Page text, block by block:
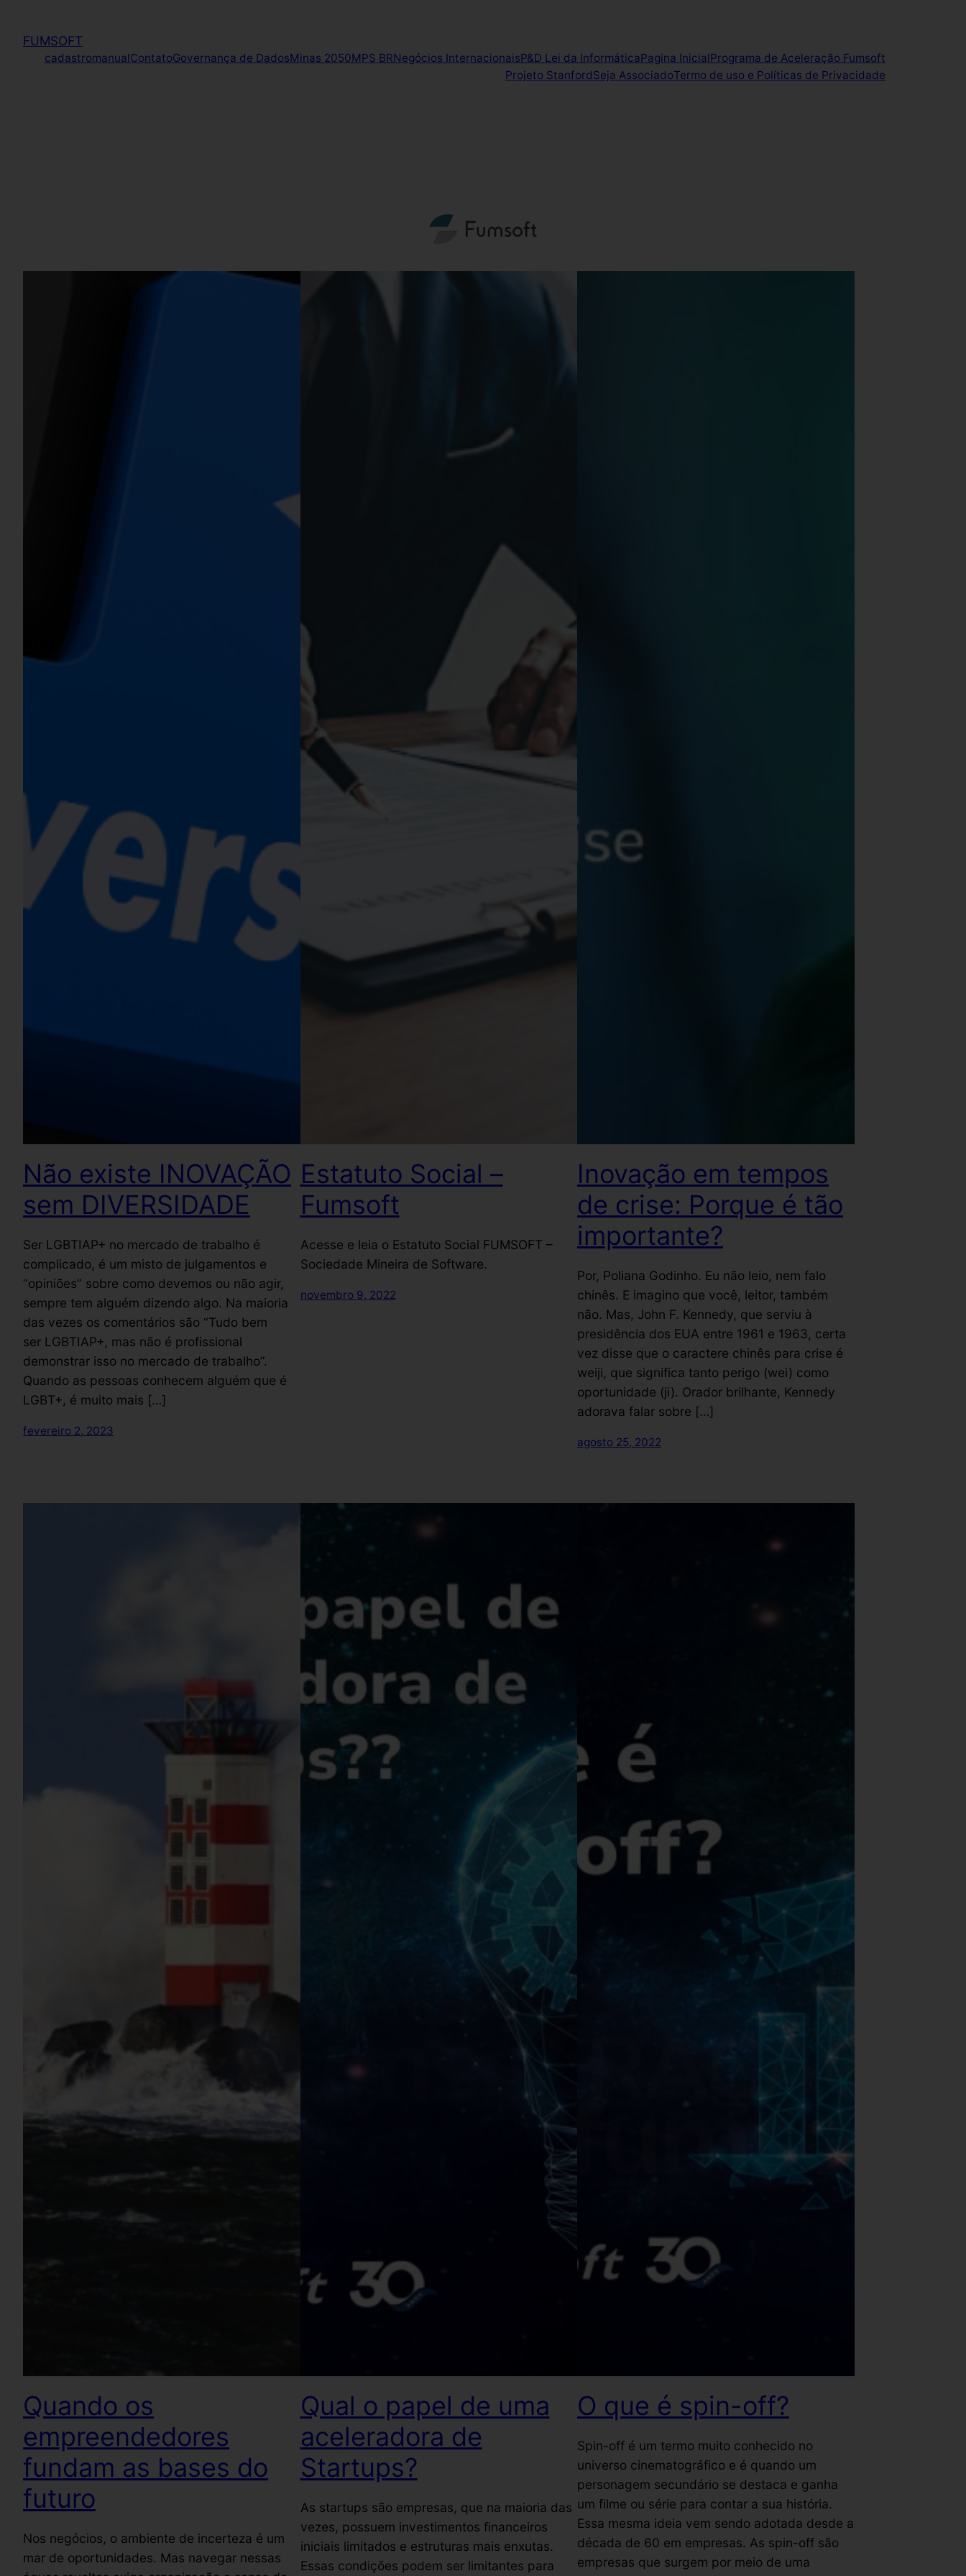
FUMSOFT
cadastromanualContatoGovernança de DadosMinas 2050MPS BRNegócios InternacionaisP&D Lei da InformáticaPagina InicialPrograma de Aceleração Fumsoft
Projeto StanfordSeja AssociadoTermo de uso e Políticas de Privacidade
Não existe INOVAÇÃO
sem DIVERSIDADE
Ser LGBTIAP+ no mercado de trabalho é
complicado, é um misto de julgamentos e
“opiniões” sobre como devemos ou não agir,
sempre tem alguém dizendo algo. Na maioria
das vezes os comentários são “Tudo bem
ser LGBTIAP+, mas não é profissional
demonstrar isso no mercado de trabalho”.
Quando as pessoas conhecem alguém que é
LGBT+, é muito mais […]
fevereiro 2, 2023
Estatuto Social –
Fumsoft
Acesse e leia o Estatuto Social FUMSOFT –
Sociedade Mineira de Software.
novembro 9, 2022
Inovação em tempos
de crise: Porque é tão
importante?
Por, Poliana Godinho. Eu não leio, nem falo
chinês. E imagino que você, leitor, também
não. Mas, John F. Kennedy, que serviu à
presidência dos EUA entre 1961 e 1963, certa
vez disse que o caractere chinês para crise é
weiji, que significa tanto perigo (wei) como
oportunidade (ji). Orador brilhante, Kennedy
adorava falar sobre […]
agosto 25, 2022
Quando os
empreendedores
fundam as bases do
futuro
Nos negócios, o ambiente de incerteza é um
mar de oportunidades. Mas navegar nessas
Qual o papel de uma
aceleradora de
Startups?
As startups são empresas, que na maioria das
vezes, possuem investimentos financeiros
iniciais limitados e estruturas mais enxutas.
Essas condições podem ser limitantes para
O que é spin-off?
Spin-off é um termo muito conhecido no
universo cinematográfico e é quando um
personagem secundário se destaca e ganha
um filme ou série para contar a sua história.
Essa mesma ideia vem sendo adotada desde a
década de 60 em empresas. As spin-off são
empresas que surgem por meio de uma